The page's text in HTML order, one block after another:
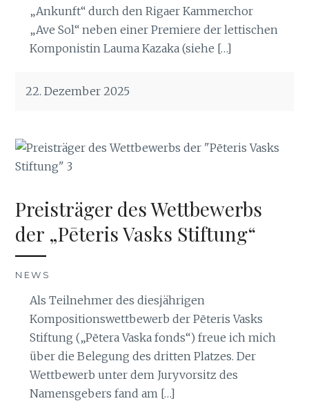
„Ankunft“ durch den Rigaer Kammerchor
„Ave Sol“ neben einer Premiere der lettischen
Komponistin Lauma Kazaka (siehe […]
22. Dezember 2025
Preisträger des Wettbewerbs
der „Pēteris Vasks Stiftung“
NEWS
Als Teilnehmer des diesjährigen
Kompositionswettbewerb der Pēteris Vasks
Stiftung („Pētera Vaska fonds“) freue ich mich
über die Belegung des dritten Platzes. Der
Wettbewerb unter dem Juryvorsitz des
Namensgebers fand am […]